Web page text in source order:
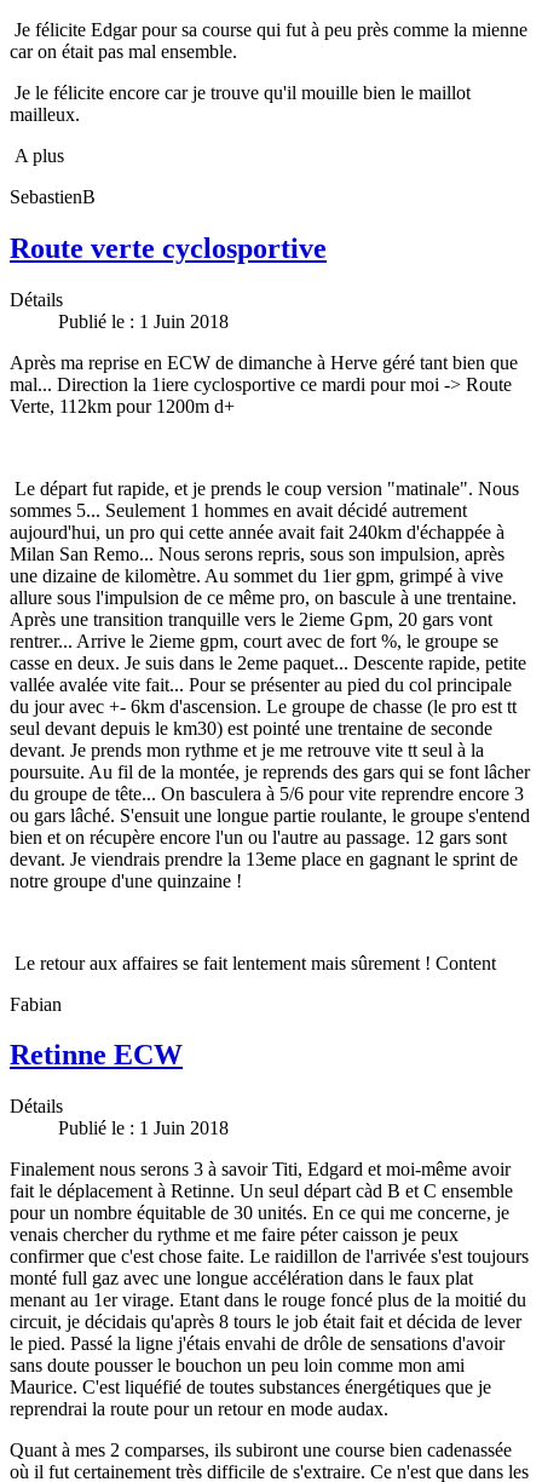
Je félicite Edgar pour sa course qui fut à peu près comme la mienne
car on était pas mal ensemble.
Je le félicite encore car je trouve qu'il mouille bien le maillot
mailleux.
A plus
SebastienB
Route verte cyclosportive
Détails
Publié le : 1 Juin 2018
Après ma reprise en ECW de dimanche à Herve géré tant bien que
mal... Direction la 1iere cyclosportive ce mardi pour moi -> Route
Verte, 112km pour 1200m d+
Le départ fut rapide, et je prends le coup version "matinale". Nous
sommes 5... Seulement 1 hommes en avait décidé autrement
aujourd'hui, un pro qui cette année avait fait 240km d'échappée à
Milan San Remo... Nous serons repris, sous son impulsion, après
une dizaine de kilomètre. Au sommet du 1ier gpm, grimpé à vive
allure sous l'impulsion de ce même pro, on bascule à une trentaine.
Après une transition tranquille vers le 2ieme Gpm, 20 gars vont
rentrer... Arrive le 2ieme gpm, court avec de fort %, le groupe se
casse en deux. Je suis dans le 2eme paquet... Descente rapide, petite
vallée avalée vite fait... Pour se présenter au pied du col principale
du jour avec +- 6km d'ascension. Le groupe de chasse (le pro est tt
seul devant depuis le km30) est pointé une trentaine de seconde
devant. Je prends mon rythme et je me retrouve vite tt seul à la
poursuite. Au fil de la montée, je reprends des gars qui se font lâcher
du groupe de tête... On basculera à 5/6 pour vite reprendre encore 3
ou gars lâché. S'ensuit une longue partie roulante, le groupe s'entend
bien et on récupère encore l'un ou l'autre au passage. 12 gars sont
devant. Je viendrais prendre la 13eme place en gagnant le sprint de
notre groupe d'une quinzaine !
Le retour aux affaires se fait lentement mais sûrement ! Content
Fabian
Retinne ECW
Détails
Publié le : 1 Juin 2018
Finalement nous serons 3 à savoir Titi, Edgard et moi-même avoir
fait le déplacement à Retinne. Un seul départ càd B et C ensemble
pour un nombre équitable de 30 unités. En ce qui me concerne, je
venais chercher du rythme et me faire péter caisson je peux
confirmer que c'est chose faite. Le raidillon de l'arrivée s'est toujours
monté full gaz avec une longue accélération dans le faux plat
menant au 1er virage. Etant dans le rouge foncé plus de la moitié du
circuit, je décidais qu'après 8 tours le job était fait et décida de lever
le pied. Passé la ligne j'étais envahi de drôle de sensations d'avoir
sans doute pousser le bouchon un peu loin comme mon ami
Maurice. C'est liquéfié de toutes substances énergétiques que je
reprendrai la route pour un retour en mode audax.
Quant à mes 2 comparses, ils subiront une course bien cadenassée
où il fut certainement très difficile de s'extraire. Ce n'est que dans les